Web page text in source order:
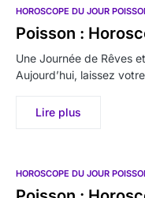
HOROSCOPE DU JOUR
Poisson :
Une Journée de Rêves
Aujourd’hui, laissez
Lire plus
HOROSCOPE DU JOUR